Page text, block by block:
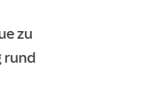
zu
rund